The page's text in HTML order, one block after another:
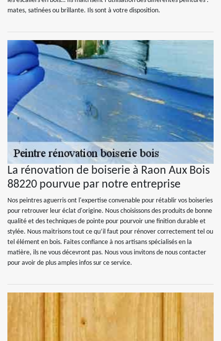
mates, satinées ou brillante. Ils sont à votre disposition.
La rénovation de boiserie à Raon Aux Bois
88220 pourvue par notre entreprise
Nos peintres aguerris ont l'expertise convenable pour rétablir vos boiseries
pour retrouver leur éclat d'origine. Nous choisissons des produits de bonne
qualité et des techniques de pointe pour pourvoir une finition durable et
stylée. Nous maitrisons tout ce qu’il faut pour rénover correctement tel ou
tel élément en bois. Faites confiance à nos artisans spécialisés en la
matière, ils ne vous décevront pas. Nous vous invitons de nous contacter
pour avoir de plus amples infos sur ce service.